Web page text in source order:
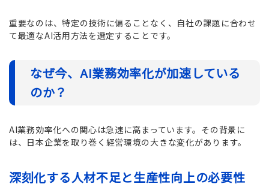
重要なのは、特定の技術に偏ることなく、自社の課題に合わせ
て最適なAI活用方法を選定することです。
なぜ今、AI業務効率化が加速している
のか？
AI業務効率化への関心は急速に高まっています。その背景に
は、日本企業を取り巻く経営環境の大きな変化があります。
深刻化する人材不足と生産性向上の必要性